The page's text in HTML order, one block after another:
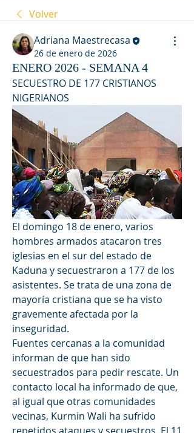
Volver
Adriana Maestrecasa
26 de enero de 2026
ENERO 2026 - SEMANA 4
SECUESTRO DE 177 CRISTIANOS
NIGERIANOS
El domingo 18 de enero, varios
hombres armados atacaron tres
iglesias en el sur del estado de
Kaduna y secuestraron a 177 de los
asistentes. Se trata de una zona de
mayoría cristiana que se ha visto
gravemente afectada por la
inseguridad.
Fuentes cercanas a la comunidad
informan de que han sido
secuestrados para pedir rescate. Un
contacto local ha informado de que,
al igual que otras comunidades
vecinas, Kurmin Wali ha sufrido